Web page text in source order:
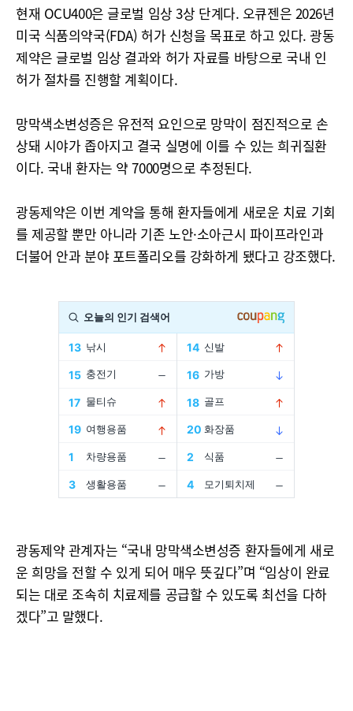
현재 OCU400은 글로벌 임상 3상 단계다. 오큐젠은 2026년
미국 식품의약국(FDA) 허가 신청을 목표로 하고 있다. 광동
제약은 글로벌 임상 결과와 허가 자료를 바탕으로 국내 인
허가 절차를 진행할 계획이다.
망막색소변성증은 유전적 요인으로 망막이 점진적으로 손
상돼 시야가 좁아지고 결국 실명에 이를 수 있는 희귀질환
이다. 국내 환자는 약 7000명으로 추정된다.
광동제약은 이번 계약을 통해 환자들에게 새로운 치료 기회
를 제공할 뿐만 아니라 기존 노안·소아근시 파이프라인과
더불어 안과 분야 포트폴리오를 강화하게 됐다고 강조했다.
광동제약 관계자는 “국내 망막색소변성증 환자들에게 새로
운 희망을 전할 수 있게 되어 매우 뜻깊다”며 “임상이 완료
되는 대로 조속히 치료제를 공급할 수 있도록 최선을 다하
겠다”고 말했다.